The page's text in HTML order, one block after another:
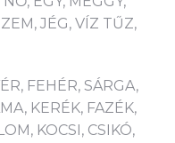
JÉG, VÍZ TŰZ,
FEHÉR, SÁRGA,
KERÉK, FAZÉK,
KOCSI, CSIKÓ,